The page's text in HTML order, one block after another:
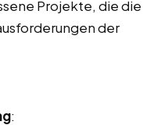
Projekte, die die
der
: